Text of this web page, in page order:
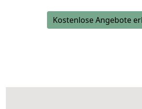
Kostenlose Angebote